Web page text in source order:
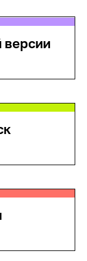
версии